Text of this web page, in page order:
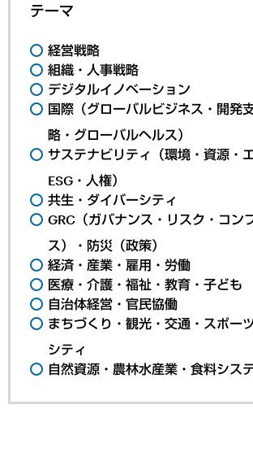
テーマ
経営戦略
組織・人事戦略
デジタルイノベーション
国際（グローバルビジネス・開発
略・グローバルヘルス）
サステナビリティ（環境・資源・
ESG・人権）
共生・ダイバーシティ
GRC（ガバナンス・リスク・コン
ス）・防災（政策）
経済・産業・雇用・労働
医療・介護・福祉・教育・子ども
自治体経営・官民協働
まちづくり・観光・交通・スポー
シティ
自然資源・農林水産業・食料シス